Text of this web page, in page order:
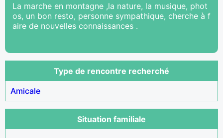
La marche en montagne ,la nature, la musique, phot
os, un bon resto, personne sympathique, cherche à f
aire de nouvelles connaissances .
Type de rencontre recherché
Amicale
Situation familiale